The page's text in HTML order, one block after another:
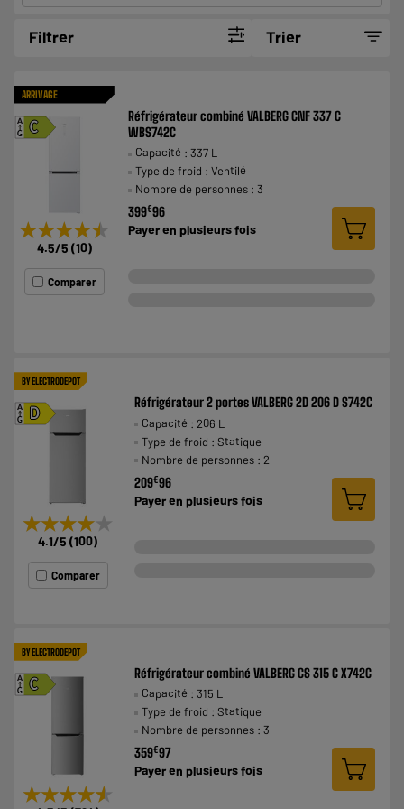
Filtrer Trier
ARRIVAGE
C
A
G
★★★★★
★★★★★
4.5/5 (10)
Comparer
Réfrigérateur combiné VALBERG CNF 337 C
WBS742C
Capacité : 337 L
Type de froid : Ventilé
Nombre de personnes : 3
399€96
Payer en plusieurs fois
BY ELECTRODEPOT
D
A
G
★★★★★
★★★★★
4.1/5 (100)
Comparer
Réfrigérateur 2 portes VALBERG 2D 206 D S742C
Capacité : 206 L
Type de froid : Statique
Nombre de personnes : 2
209€96
Payer en plusieurs fois
BY ELECTRODEPOT
C
A
G
★★★★★
★★★★★
Réfrigérateur combiné VALBERG CS 315 C X742C
Capacité : 315 L
Type de froid : Statique
Nombre de personnes : 3
359€97
Payer en plusieurs fois